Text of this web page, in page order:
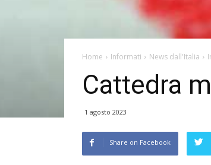
Home Informati News dall'Italia
Cattedra
1 agosto 2023
Share on Facebook